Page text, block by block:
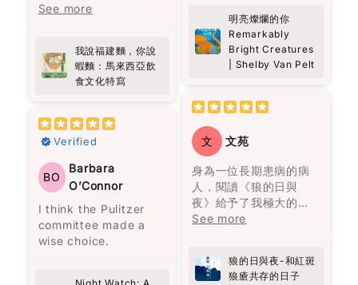
knowing he didn’t
come from a typical
writing background
and a lawyer)
somehow makes it
more special. You can
feel that it wasn’t
written to impress—it
feels personal.
What surprised me
most is how the book
way you think. It’s
嘅美好回憶。每逢放
麵，嗰股熟悉嘅香味，
好似時光倒流咁，令我
又重新感受到當時嘅溫
呢本書唔單止係講述福
化，佢深入探討咗馬來
西亞獨特嘅飲食文化，
同演變。對我嚟講，好
像係一段旅程，帶領我
穿越咗過去，重新認識
See more
我說福建麵，你說
蝦麵：馬來西亞飲
食文化特寫
Verified
BO
Barbara
O’Connor
I think the Pulitzer
committee made a
wise choice.
故事述說了奧雷里亞諾
四代人的人生。從出生
敗，從熱鬧到孤獨。很
何都要起一樣的，在我
看來，這是一代又一代
人在重覆著類似的經
歷。每一代的人都像在
重覆著上一代的經歷，
但最終都以失敗衰亡告
無論如何努力，既定的
命運從一開始就注定
雖然黎智英自述讀書不
多，但他的用字遣詞仍
值得借鑒。例如，“風平
浪靜嘻嘻哈哈你看不到
一個人性格的真情流
露。”（頁209）這句話
可以做為“疾風知勁
草”的白話改寫。在他的
文字中，還能感受到視
覺與味覺的描寫，如“與
她走在街上路人的注目
禮下，我恍若走進時光
前，紐約心儀的女生透
發的氣味。”（頁261）
然而，當這些依賴消失
時，內心彷彿被陰雲籠
罩，心靈變得陰霾。寂
寞、孤獨、渴望疏離成
此，只需要一點點的善
的陰霾帶來一絲陽光。
主角托娃的過去充滿悲
傷，如同一層沉重的陰
霾籠罩她的生命。她內
心的孤獨讓人感到共
幽默、善良和不屈不撓
的態度，就像微小的火
明亮燦爛的你
Remarkably
Bright Creatures
| Shelby Van Pelt
文 文苑
身為一位長期患病的病
人，閱讀《狼的日與
夜》給予了我極大的慰
藉，感覺自己在漫漫治
享，尤其是她內心世界
的痛苦，掙扎及堅持。
See more
狼的日與夜-和紅斑
狼瘡共存的日子